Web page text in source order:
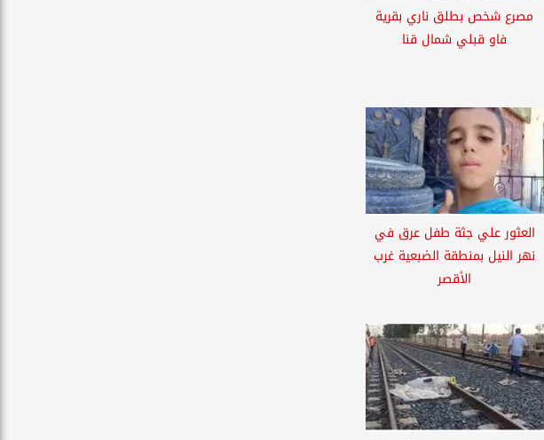
مصرع شخص بطلق ناري بقرية
فاو قبلي شمال قنا
العثور علي جثة طفل عرق في
نهر النيل بمنطقة الضبعية غرب
الأقصر